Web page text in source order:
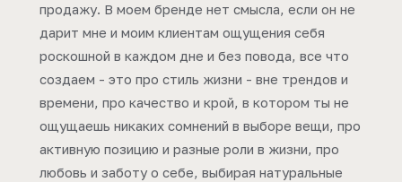
продажу. В моем бренде нет смысла, если он не
дарит мне и моим клиентам ощущения себя
роскошной в каждом дне и без повода, все что
создаем - это про стиль жизни - вне трендов и
времени, про качество и крой, в котором ты не
ощущаешь никаких сомнений в выборе вещи, про
активную позицию и разные роли в жизни, про
любовь и заботу о себе, выбирая натуральные